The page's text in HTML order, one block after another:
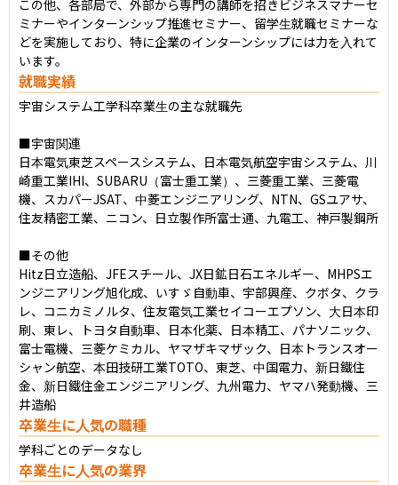
この他、各部局で、外部から専門の講師を招きビジネスマナーセ
ミナーやインターンシップ推進セミナー、留学生就職セミナーな
どを実施しており、特に企業のインターンシップには力を入れて
います。
就職実績
宇宙システム工学科卒業生の主な就職先
■宇宙関連
日本電気東芝スペースシステム、日本電気航空宇宙システム、川
崎重工業IHI、SUBARU（富士重工業）、三菱重工業、三菱電
機、スカパーJSAT、中菱エンジニアリング、NTN、GSユアサ、
住友精密工業、ニコン、日立製作所富士通、九電工、神戸製鋼所
■その他
Hitz日立造船、JFEスチール、JX日鉱日石エネルギー、MHPSエ
ンジニアリング旭化成、いすゞ自動車、宇部興産、クボタ、クラ
レ、コニカミノルタ、住友電気工業セイコーエプソン、大日本印
刷、東レ、トヨタ自動車、日本化薬、日本精工、パナソニック、
富士電機、三菱ケミカル、ヤマザキマザック、日本トランスオー
シャン航空、本田技研工業TOTO、東芝、中国電力、新日鐵住
金、新日鐵住金エンジニアリング、九州電力、ヤマハ発動機、三
井造船
卒業生に人気の職種
学科ごとのデータなし
卒業生に人気の業界